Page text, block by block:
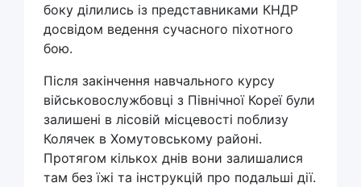
боку ділились із представниками КНДР
досвідом ведення сучасного піхотного
бою.
Після закінчення навчального курсу
військовослужбовці з Північної Кореї були
залишені в лісовій місцевості поблизу
Колячек в Хомутовському районі.
Протягом кількох днів вони залишалися
там без їжі та інструкцій про подальші дії.